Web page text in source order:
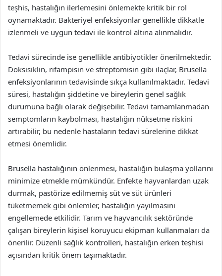
teşhis, hastalığın ilerlemesini önlemekte kritik bir rol
oynamaktadır. Bakteriyel enfeksiyonlar genellikle dikkatle
izlenmeli ve uygun tedavi ile kontrol altına alınmalıdır.
Tedavi sürecinde ise genellikle antibiyotikler önerilmektedir.
Doksisiklin, rifampisin ve streptomisin gibi ilaçlar, Brusella
enfeksiyonlarının tedavisinde sıkça kullanılmaktadır. Tedavi
süresi, hastalığın şiddetine ve bireylerin genel sağlık
durumuna bağlı olarak değişebilir. Tedavi tamamlanmadan
semptomların kaybolması, hastalığın nüksetme riskini
artırabilir, bu nedenle hastaların tedavi sürelerine dikkat
etmesi önemlidir.
Brusella hastalığının önlenmesi, hastalığın bulaşma yollarını
minimize etmekle mümkündür. Enfekte hayvanlardan uzak
durmak, pastörize edilmemiş süt ve süt ürünleri
tüketmemek gibi önlemler, hastalığın yayılmasını
engellemede etkilidir. Tarım ve hayvancılık sektöründe
çalışan bireylerin kişisel koruyucu ekipman kullanmaları da
önerilir. Düzenli sağlık kontrolleri, hastalığın erken teşhisi
açısından kritik önem taşımaktadır.